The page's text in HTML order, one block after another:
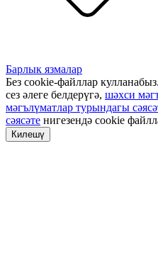
Барлык язмалар
Без cookie-файллар
сез әлеге белдерүгә, шәхси
мәгълүматлар турындагы
сәясәте нигезендә cookie
Килешү